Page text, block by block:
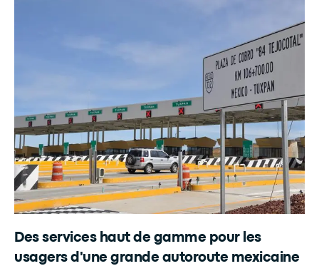
Des services haut de gamme pour les
usagers d'une grande autoroute mexicaine